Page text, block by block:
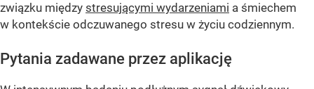
związku między stresującymi wydarzeniami a śmiechem
w kontekście odczuwanego stresu w życiu codziennym.
Pytania zadawane przez aplikację